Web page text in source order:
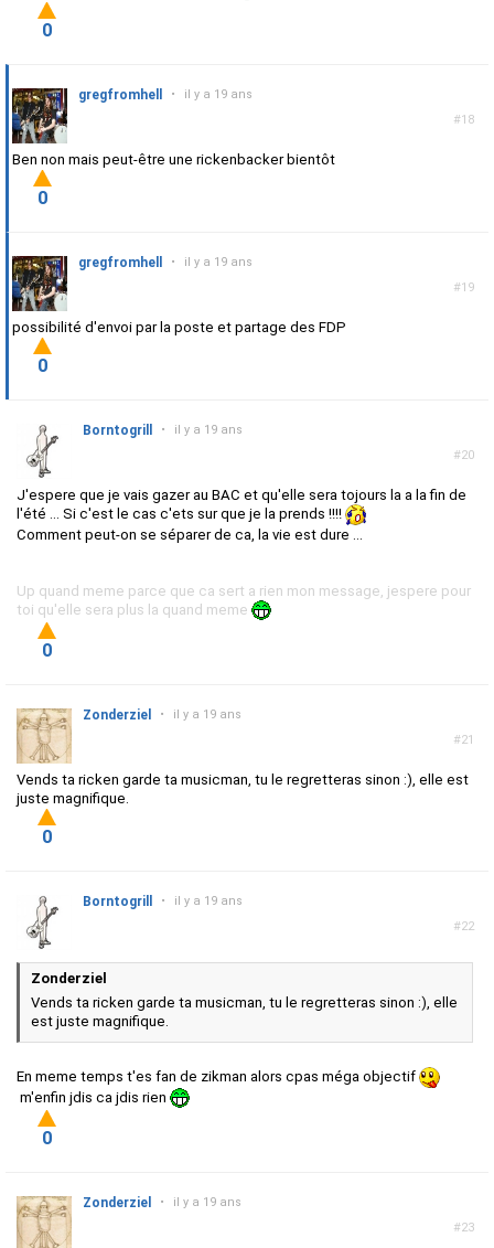
0
#18
gregfromhell • il y a 19 ans
Ben non mais peut-être une rickenbacker bientôt
0
#19
gregfromhell • il y a 19 ans
possibilité d'envoi par la poste et partage des FDP
0
#20
Borntogrill • il y a 19 ans
J'espere que je vais gazer au BAC et qu'elle sera tojours la a la fin de
l'été ... Si c'est le cas c'ets sur que je la prends !!!!
Comment peut-on se séparer de ca, la vie est dure ...
Up quand meme parce que ca sert a rien mon message, jespere pour
toi qu'elle sera plus la quand meme
0
#21
Zonderziel • il y a 19 ans
Vends ta ricken garde ta musicman, tu le regretteras sinon :), elle est
juste magnifique.
0
#22
Borntogrill • il y a 19 ans
Zonderziel
Vends ta ricken garde ta musicman, tu le regretteras sinon :), elle
est juste magnifique.
En meme temps t'es fan de zikman alors cpas méga objectif
m'enfin jdis ca jdis rien
0
#23
Zonderziel • il y a 19 ans